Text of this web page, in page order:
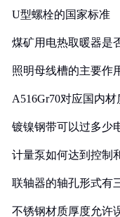
U型螺栓的国家标准
煤矿用电热取暖器是
照明母线槽的主要作
A516Gr70对应国内
镀镍钢带可以过多少
计量泵如何达到控制
联轴器的轴孔形式有
不锈钢材质厚度允许